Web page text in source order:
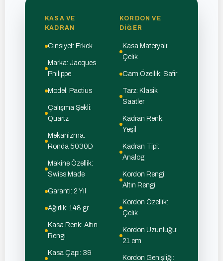
KASA VE
KADRAN
Cinsiyet: Erkek
Marka: Jacques
Philippe
Model: Pactius
Çalışma Şekli:
Quartz
Mekanizma:
Ronda 5030D
Makine Özellik:
Swiss Made
Garanti: 2 Yıl
Ağırlık: 148 gr
Kasa Renk: Altın
Rengi
Kasa Çapı: 39
KORDON VE
DIĞER
Kasa Materyali:
Çelik
Cam Özellik: Safir
Tarz: Klasik
Saatler
Kadran Renk:
Yeşil
Kadran Tipi:
Analog
Kordon Rengi:
Altın Rengi
Kordon Özellik:
Çelik
Kordon Uzunluğu:
21 cm
Kordon Genişliği: